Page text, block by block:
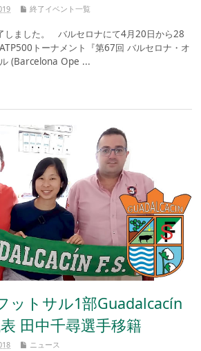
終了イベント一覧
しました。 バルセロナにて4月20日から28
トーナメント『第67回 バルセロナ・オ
(Barcelona Ope ...
ットサル1部Guadalcacín
田中千尋選手移籍
ニュース